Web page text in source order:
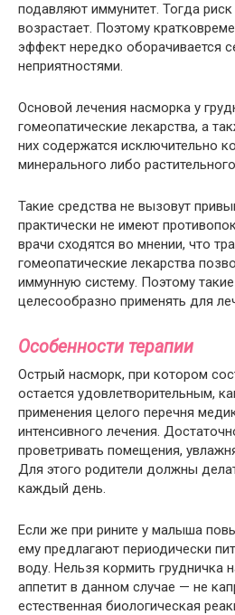
подавляют иммунитет. Тогда
возрастает. Поэтому
эффект нередко оборачивается
неприятностями.
Основой лечения насморка у
гомеопатические лекарства, а
них содержатся исключительно
минерального либо
Такие средства не вызовут
практически не имеют
врачи сходятся во мнении, что
гомеопатические лекарства
иммунную систему. Поэтому
целесообразно применять для
Особенности терапии
Острый насморк, при котором
остается удовлетворительным,
применения целого перечня
интенсивного лечения.
проветривать помещения,
Для этого родители должны
каждый день.
Если же при рините у малыша
ему предлагают периодически
воду. Нельзя кормить грудничка
аппетит в данном случае — не
естественная биологическая